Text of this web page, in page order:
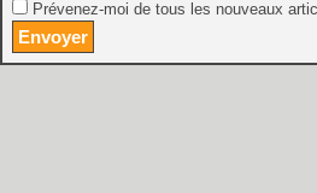
Prévenez-moi de tous les nouveaux